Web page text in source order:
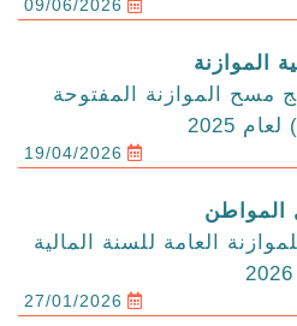
09/06/2026
الموازنة
مسح الموازنة المفتوحة
19/04/2026
المواطن
العامة للسنة المالية
2026
27/01/2026